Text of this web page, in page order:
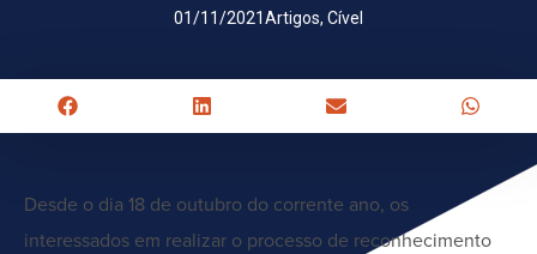
01/11/2021Artigos, Cível
Desde o dia 18 de outubro do corrente ano, os
interessados em realizar o processo de reconhecimento